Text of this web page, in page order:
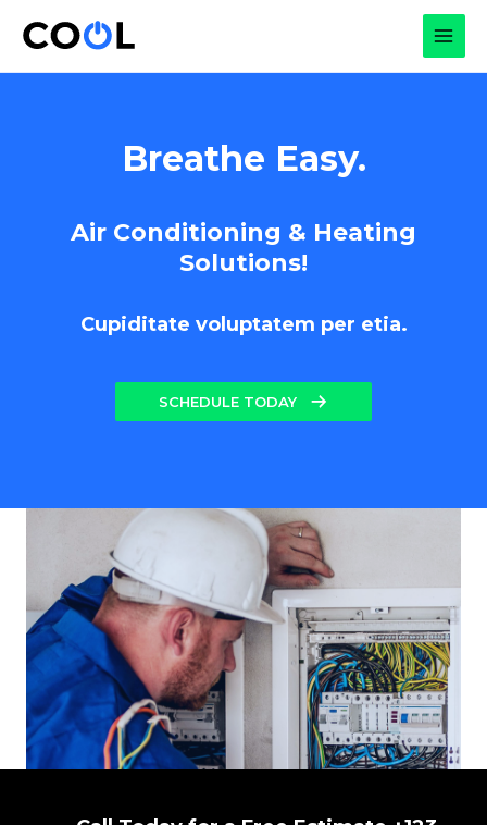
Breathe Easy.
Air Conditioning & Heating
Solutions!
Cupiditate voluptatem per etia.
SCHEDULE TODAY